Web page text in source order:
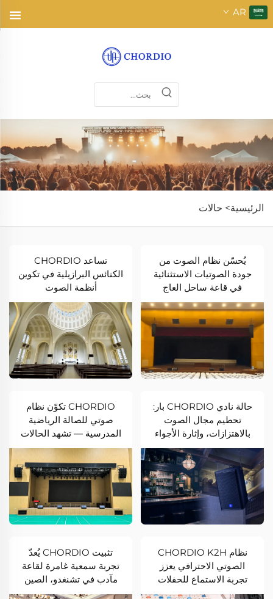
AR
الرئيسية> حالات
يُحسّن نظام الصوت من
جودة الصوتيات الاستثنائية
في قاعة ساحل العاج
تساعد CHORDIO
الكنائس البرازيلية في تكوين
أنظمة الصوت
حالة نادي CHORDIO بار:
تحطيم مجال الصوت
بالاهتزازات، وإثارة الأجواء
بترددات منخفضة
CHORDIO تكوّن نظام
صوتي للصالة الرياضية
المدرسية — تشهد الحالات
الاحترافية تحسينات صوتية
نظام CHORDIO K2H
الصوتي الاحترافي يعزز
تجربة الاستماع للحفلات
الموسيقية الكبيرة في
تثبيت CHORDIO يُعدّ
تجربة سمعية غامرة لقاعة
مآدب في تشنغدو، الصين